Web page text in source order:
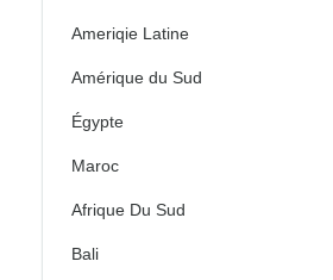
Ameriqie Latine
Amérique du Sud
Égypte
Maroc
Afrique Du Sud
Bali